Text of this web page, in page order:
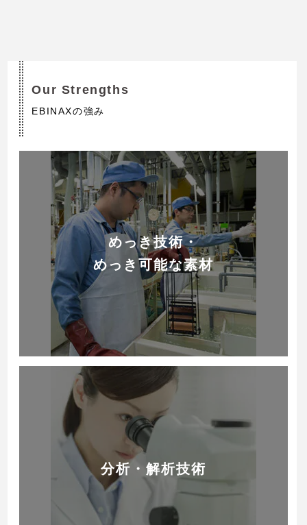
Our Strengths
EBINAXの強み
めっき技術・
めっき可能な素材
分析・解析技術